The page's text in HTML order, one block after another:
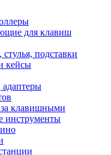
для клавиш
подставки
кейсы
за клавишными
инструменты